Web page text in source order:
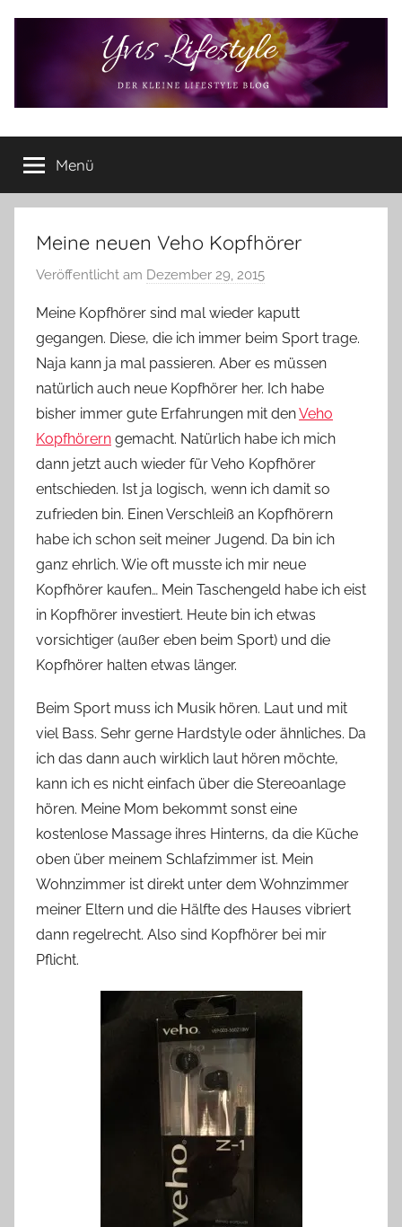
Yvis
Lifestyle
Lifestyle
Blog
–
Lifestyle,
Rezensionen,
Produkttests
vieles
mehr
Menü
Meine neuen Veho Kopfhörer
Veröffentlicht am Dezember 29, 2015
n
Y
v
o
n
n
e
Meine Kopfhörer sind mal wieder kaputt
gegangen. Diese, die ich immer beim Sport trage.
Naja kann ja mal passieren. Aber es müssen
natürlich auch neue Kopfhörer her. Ich habe
bisher immer gute Erfahrungen mit denVeho
Kopfhörern gemacht. Natürlich habe ich mich
dann jetzt auch wieder für Veho Kopfhörer
entschieden. Ist ja logisch, wenn ich damit so
zufrieden bin. Einen Verschleiß an Kopfhörern
habe ich schon seit meiner Jugend. Da bin ich
ganz ehrlich. Wie oft musste ich mir neue
Kopfhörer kaufen… Mein Taschengeld habe ich eist
in Kopfhörer investiert. Heute bin ich etwas
vorsichtiger (außer eben beim Sport) und die
Kopfhörer halten etwas länger.
Beim Sport muss ich Musik hören. Laut und mit
viel Bass. Sehr gerne Hardstyle oder ähnliches. Da
ich das dann auch wirklich laut hören möchte,
kann ich es nicht einfach über die Stereoanlage
hören. Meine Mom bekommt sonst eine
kostenlose Massage ihres Hinterns, da die Küche
oben über meinem Schlafzimmer ist. Mein
Wohnzimmer ist direkt unter dem Wohnzimmer
meiner Eltern und die Hälfte des Hauses vibriert
dann regelrecht. Also sind Kopfhörer bei mir
Pflicht.